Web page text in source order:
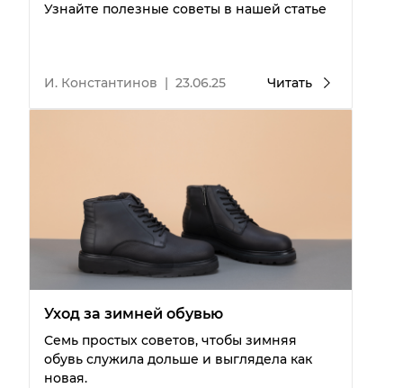
Узнайте полезные советы в нашей статье
И. Константинов | 23.06.25 Читать
Уход за зимней обувью
Семь простых советов, чтобы зимняя
обувь служила дольше и выглядела как
новая.